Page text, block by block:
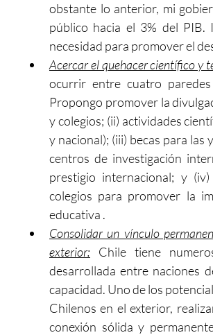
obstante lo anterior, mi
público hacia el 3% del
necesidad para promover el
Acercar el quehacer científico y
ocurrir entre cuatro
Propongo promover la
y colegios; (ii) actividades
y nacional); (iii) becas para las
centros de investigación
prestigio internacional; y
colegios para promover la
educativa .
Consolidar un vínculo
exterior: Chile tiene
desarrollada entre naciones
capacidad. Uno de los
Chilenos en el exterior,
conexión sólida y